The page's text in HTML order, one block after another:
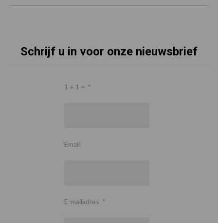
Schrijf u in voor onze nieuwsbrief
1 + 1 = *
Email
E-mailadres *